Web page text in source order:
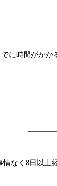
に時間がかか
情なく8日以上